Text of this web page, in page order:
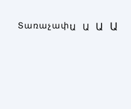
Տառաչափ։Ա Ա Ա Ա